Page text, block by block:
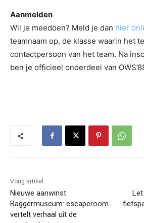
Aanmelden
Wil je meedoen? Meld je dan hier
teamnaam op, de klasse waarin het
contactpersoon van het team. Na
ben je officieel onderdeel van
Vorig artikel
Nieuwe aanwinst
Baggermuseum: escaperoom
vertelt verhaal uit de